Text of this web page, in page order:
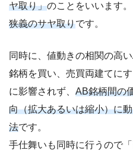
ヤ取り」のことをいいます。
狭義のサヤ取りです。
同時に、値動きの相関の高
銘柄を買い、売買両建てに
に影響されず、 AB銘柄間の
向（拡大あるいは縮小）に
法です。
手仕舞いも同時に行うので